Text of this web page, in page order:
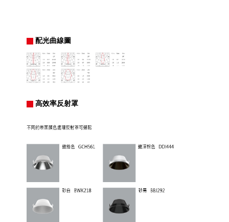
配光曲線圖
高效率反射罩